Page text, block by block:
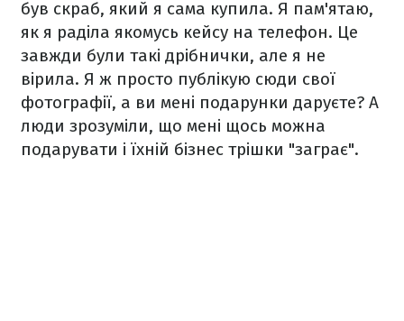
був скраб, який я сама купила. Я пам'ятаю,
як я раділа якомусь кейсу на телефон. Це
завжди були такі дрібнички, але я не
вірила. Я ж просто публікую сюди свої
фотографії, а ви мені подарунки даруєте? А
люди зрозуміли, що мені щось можна
подарувати і їхній бізнес трішки "заграє".